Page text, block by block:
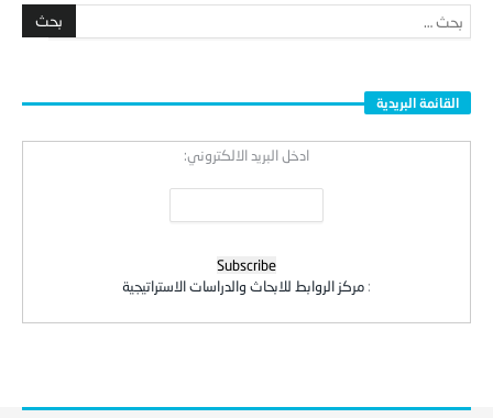
القائمة البريدية
ادخل البريد الالكتروني:
: مركز الروابط للابحاث والدراسات الاستراتيجية